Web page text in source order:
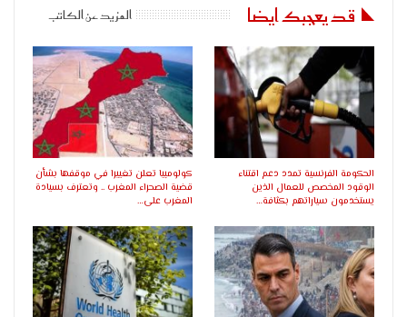
قد يعجبك ايضا المزيد عن الكاتب
الحكومة الفرنسية تمدد دعم اقتناء
الوقود المخصص للعمال الذين
يستخدمون سياراتهم بكثافة…
كولومبيا تعلن تغييرا في موقفها بشأن
قضية الصحراء المغرب .. وتعترف بسيادة
المغرب على…